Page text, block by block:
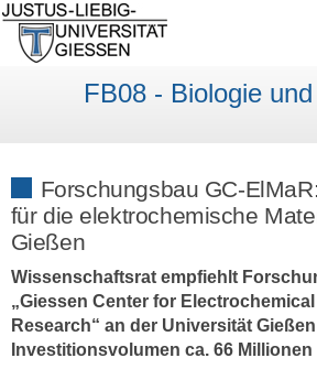
FB08 - Biologie
Forschungsbau GC-
für die elektrochemische
Gießen
Wissenschaftsrat empfiehlt
„Giessen Center for
Research“ an der Universität
Investitionsvolumen ca. 66 Millionen